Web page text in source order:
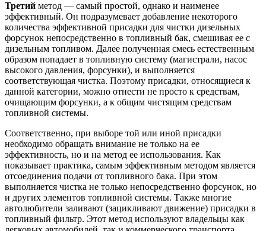
Третий метод — самый простой, однако и наименее
эффективный. Он подразумевает добавление некоторого
количества эффективной присадки для чистки дизельных
форсунок непосредственно в топливный бак, смешивая ее с
дизельным топливом. Далее полученная смесь естественным
образом попадает в топливную систему (магистрали, насос
высокого давления, форсунки), и выполняется
соответствующая чистка. Поэтому присадки, относящиеся к
данной категории, можно отнести не просто к средствам,
очищающим форсунки, а к общим чистящим средствам
топливной системы.
Соответственно, при выборе той или иной присадки
необходимо обращать внимание не только на ее
эффективность, но и на метод ее использования. Как
показывает практика, самым эффективным методом является
отсоединения подачи от топливного бака. При этом
выполняется чистка не только непосредственно форсунок, но
и других элементов топливной системы. Также многие
автолюбители заливают (зацикливают движение) присадки в
топливный фильтр. Этот метод используют владельцы как